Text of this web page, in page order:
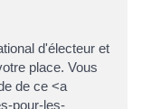
d'électeur et
place. Vous
de ce <a
pour-les-